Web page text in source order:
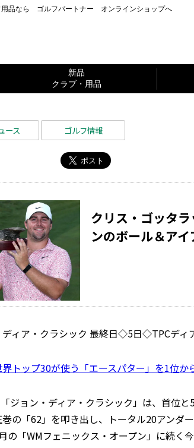
用品なら ゴルフパートナー オンラインショップへ
新品
クラブ・用品
ース ゴルフ情報
クリス・ゴッタ
ンのボール＆ア
ディア・クラシック 最終日◇5日◇TPCデ
界トップ30が使う「エースパター」を1位か
ジョン・ディア・クラシック」は、首位
の「62」を叩き出し、トータル20アンダ
の「WMフェニックス・オープン」に続く